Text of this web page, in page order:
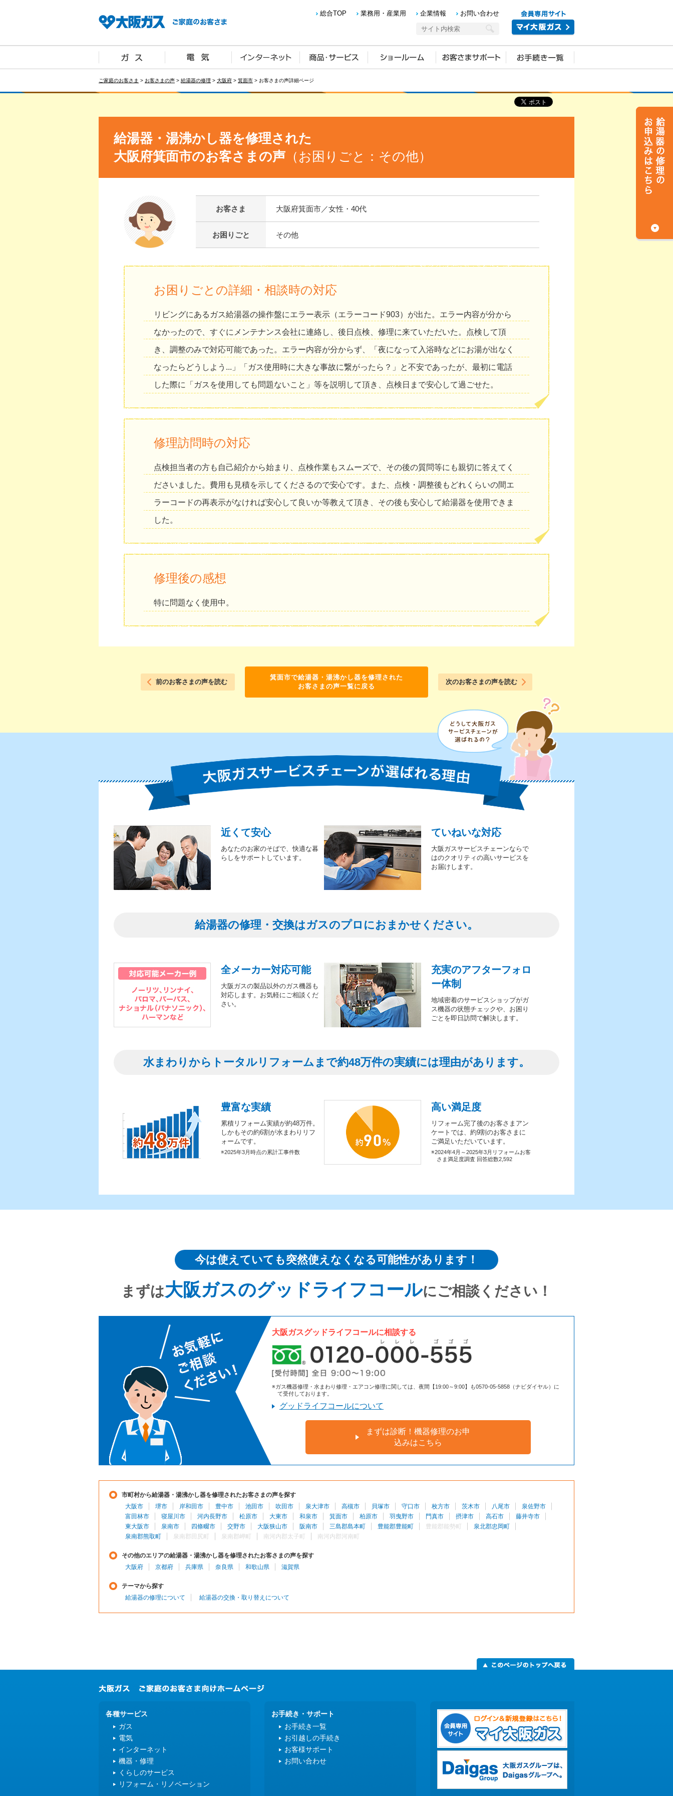
総合TOP 業務用・産業用 企業情報 お問い合わせ
ご家庭のお客さま > お客さまの声 > 給湯器の修理 > 大阪府 > 箕面市 > お客さまの声詳細ページ
給湯器・湯沸かし器を修理された
大阪府箕面市のお客さまの声 （お困りごと：その他）
お客さま 大阪府箕面市／女性・40代
お困りごと その他
お困りごとの詳細・相談時の対応
リビングにあるガス給湯器の操作盤にエラー表示（エラーコード903）が出た。エラー内容が分から
なかったので、すぐにメンテナンス会社に連絡し、後日点検、修理に来ていただいた。点検して頂
き、調整のみで対応可能であった。エラー内容が分からず、「夜になって入浴時などにお湯が出なく
なったらどうしよう...」「ガス使用時に大きな事故に繋がったら？」と不安であったが、最初に電話
した際に「ガスを使用しても問題ないこと」等を説明して頂き、点検日まで安心して過ごせた。
修理訪問時の対応
点検担当者の方も自己紹介から始まり、点検作業もスムーズで、その後の質問等にも親切に答えてく
ださいました。費用も見積を示してくださるので安心です。また、点検・調整後もどれくらいの間エ
ラーコードの再表示がなければ安心して良いか等教えて頂き、その後も安心して給湯器を使用できま
した。
修理後の感想
特に問題なく使用中。
前のお客さまの声を読む
箕面市で給湯器・湯沸かし器を修理された
お客さまの声一覧に戻る
次のお客さまの声を読む
近くて安心
あなたのお家のそばで、快適な暮
らしをサポートしています。
ていねいな対応
大阪ガスサービスチェーンならで
はのクオリティの高いサービスを
お届けします。
給湯器の修理・交換はガスのプロにおまかせください。
全メーカー対応可能
大阪ガスの製品以外のガス機器も
対応します。お気軽にご相談くだ
さい。
充実のアフターフォロ
ー体制
地域密着のサービスショップがガ
ス機器の状態チェックや、お困り
ごとを即日訪問で解決します。
水まわりからトータルリフォームまで約48万件の実績には理由があります。
豊富な実績
累積リフォーム実績が約48万件。
しかもその約6割が水まわりリフ
ォームです。
※2025年3月時点の累計工事件数
高い満足度
リフォーム完了後のお客さまアン
ケートでは、約9割のお客さまに
ご満足いただいています。
※2024年4月～2025年3月リフォームお客
さま満足度調査 回答総数2,592
今は使えていても突然使えなくなる可能性があります！
まずは大阪ガスのグッドライフコールにご相談ください！
大阪ガスグッドライフコールに相談する
※ガス機器修理・水まわり修理・エアコン修理に関しては、夜間【19:00～9:00】も0570-05-5858（ナビダイヤル）に
て受付しております。
グッドライフコールについて
まずは診断！機器修理のお申
込みはこちら
市町村から給湯器・湯沸かし器を修理されたお客さまの声を探す
大阪市
堺市 岸和田市 豊中市 池田市 吹田市 泉大津市 高槻市 貝塚市 守口市 枚方市 茨木市 八尾市
泉佐野市
富田林市
寝屋川市 河内長野市 松原市 大東市 和泉市 箕面市 柏原市 羽曳野市 門真市 摂津市 高石市
藤井寺市
東大阪市
泉南市 四條畷市 交野市 大阪狭山市 阪南市 三島郡島本町 豊能郡豊能町 豊能郡能勢町
泉北郡忠岡町
泉南郡熊取町
泉南郡田尻町 泉南郡岬町 南河内郡太子町 南河内郡河南町
その他のエリアの給湯器・湯沸かし器を修理されたお客さまの声を探す
大阪府
京都府 兵庫県 奈良県 和歌山県 滋賀県
テーマから探す
給湯器の修理について
給湯器の交換・取り替えについて
各種サービス
ガス
電気
インターネット
機器・修理
くらしのサービス
リフォーム・リノベーション
お手続き・サポート
お手続き一覧
お引越しの手続き
お客様サポート
お問い合わせ